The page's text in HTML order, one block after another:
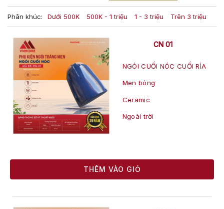
Phân khúc: Dưới 500K 500K - 1 triệu 1 - 3 triệu Trên 3 triệu
CN 01
NGÓI CUỐI NÓC CUỐI RÌA
Men bóng
Ceramic
Ngoài trời
THÊM VÀO GIỎ